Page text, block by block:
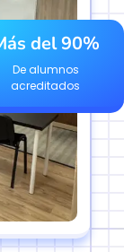
del 90%
De alumnos
acreditados